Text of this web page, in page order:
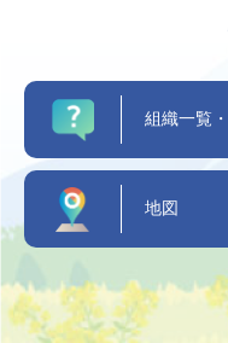
組織一覧
地図